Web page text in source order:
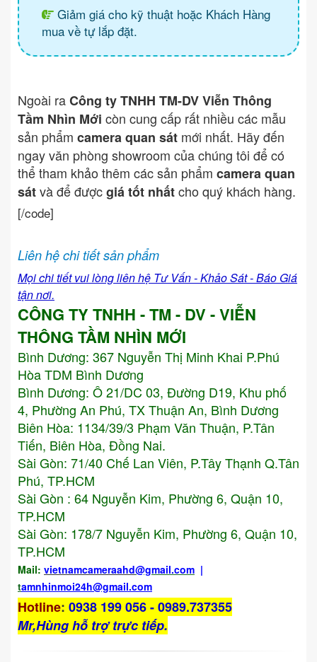
Giảm giá cho kỹ thuật hoặc Khách Hàng
mua về tự lắp đặt.
Ngoài raCông ty TNHH TM-DV Viễn Thông
Tầm Nhìn Mới còn cung cấp rất nhiều các mẫu
sản phẩm camera quan sát mới nhất. Hãy đến
ngay văn phòng showroom của chúng tôi để có
thể tham khảo thêm các sản phẩm camera quan
sátvà để đượcgiá tốt nhấtcho quý khách hàng.
[/code]
Liên hệ chi tiết sản phẩm
Mọi chi tiết vui lòng liên hệ Tư Vấn - Khảo Sát - Báo Giá
tận nơi.
CÔNG TY TNHH - TM - DV - VIỄN
THÔNG TẦM NHÌN MỚI
Bình Dương: 367 Nguyễn Thị Minh Khai P.Phú
Hòa TDM Bình Dương
Bình Dương: Ô 21/DC 03, Đường D19, Khu phố
4, Phường An Phú, TX Thuận An, Bình Dương
Biên Hòa: 1134/39/3 Phạm Văn Thuận, P.Tân
Tiến, Biên Hòa, Đồng Nai.
Sài Gòn: 71/40 Chế Lan Viên, P.Tây Thạnh Q.Tân
Phú, TP.HCM
Sài Gòn : 64 Nguyễn Kim, Phường 6, Quận 10,
TP.HCM
Sài Gòn: 178/7 Nguyễn Kim, Phường 6, Quận 10,
TP.HCM
Mail: vietnamcameraahd@gmail.com |
tamnhinmoi24h@gmail.com
Hotline: 0938 199 056 - 0989.737355
Mr,Hùng hỗ trợ trực tiếp.